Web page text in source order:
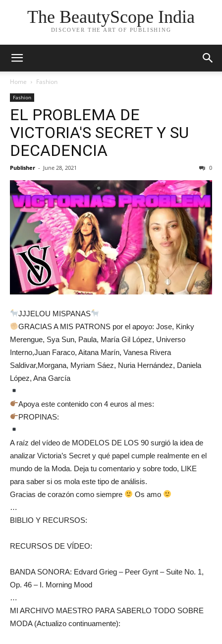
The BeautyScope India
DISCOVER THE ART OF PUBLISHING
Home Fashion
Fashion
EL PROBLEMA DE
VICTORIA'S SECRET Y SU
DECADENCIA
Publisher - June 28, 2021 0
JJJELOU MISPANAS
GRACIAS A MIS PATRONS por el apoyo: Jose, Kinky
Merengue, Sya Sun, Paula, María Gil López, Universo
Interno,Juan Faraco, Aitana Marín, Vanesa Rivera
Saldivar,Morgana, Myriam Sáez, Nuria Hernández, Daniela
López, Ana García
Apoya este contenido con 4 euros al mes:
PROPINAS:
A raíz del vídeo de MODELOS DE LOS 90 surgió la idea de
analizar Victoria’s Secret y qué papel cumple realmente en el
mundo de la Moda. Deja tu comentario y sobre todo, LIKE
para saber si os mola este tipo de análisis.
Gracias de corazón como siempre
Os amo
…
BIBLIO Y RECURSOS:
RECURSOS DE VÍDEO:
BANDA SONORA: Edvard Grieg – Peer Gynt – Suite No. 1,
Op. 46 – I. Morning Mood
…
MI ARCHIVO MAESTRO PARA SABERLO TODO SOBRE
MODA (Actualizo continuamente):